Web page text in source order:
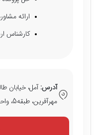
ارائه
کارشناس
آدرس:آمل، خیابان
مهرآفرین، طبقه5، واحد 9